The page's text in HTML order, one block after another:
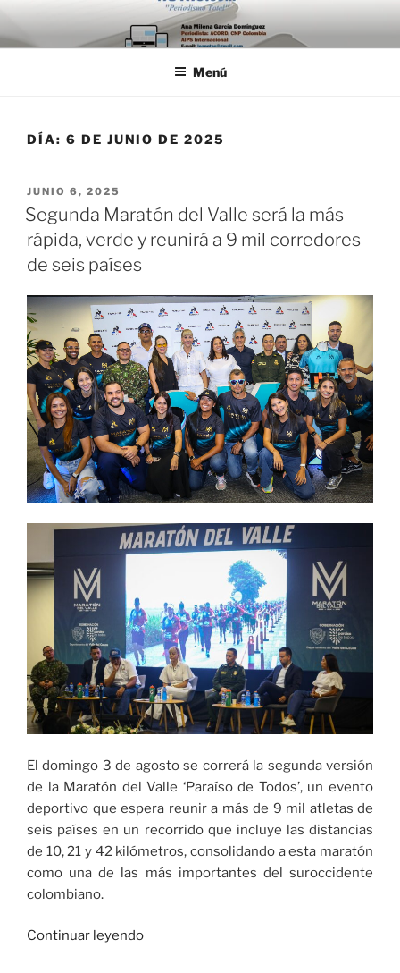
Saltar
al
contenido
Menú
DÍA: 6 DE JUNIO DE 2025
PUBLICADO
EL
JUNIO 6, 2025
Segunda Maratón del Valle será la más
rápida, verde y reunirá a 9 mil corredores
de seis países
El domingo 3 de agosto se correrá la segunda versión
de la Maratón del Valle ‘Paraíso de Todos’, un evento
deportivo que espera reunir a más de 9 mil atletas de
seis países en un recorrido que incluye las distancias
de 10, 21 y 42 kilómetros, consolidando a esta maratón
como una de las más importantes del suroccidente
colombiano.
Continuar leyendo«Segunda